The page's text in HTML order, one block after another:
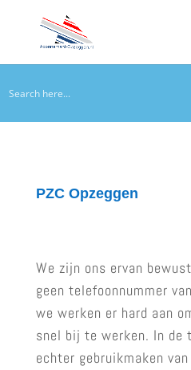
PZC Opzeggen
We zijn ons ervan
geen telefoonnummer
we werken er hard aan
snel bij te werken. In de
echter gebruikmaken